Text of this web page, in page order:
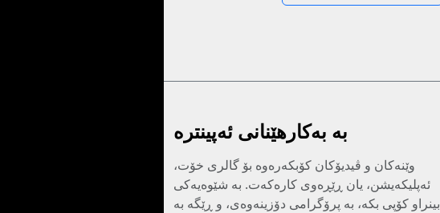
بە بەکارهێنانی ئەپینترە
وێنەکان و ڤیدیۆکان کۆبکەرەوە بۆ گالری خۆت،
ئەپلیکەیشن، یان ڕێڕەوی کارەکەت. بە شێوەیەکی
بینراو کۆپی بکە، بە پرۆگرامی دۆزینەوەی، و ڕێگە بە